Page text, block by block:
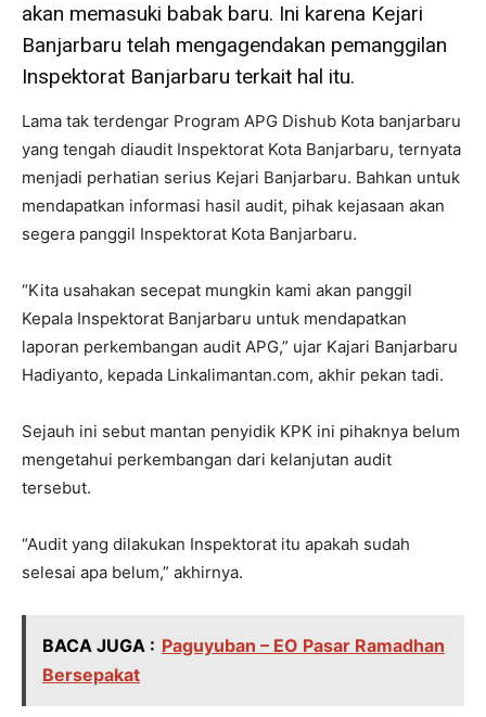
akan memasuki babak baru. Ini karena Kejari
Banjarbaru telah mengagendakan pemanggilan
Inspektorat Banjarbaru terkait hal itu.
Lama tak terdengar Program APG Dishub Kota banjarbaru
yang tengah diaudit Inspektorat Kota Banjarbaru, ternyata
menjadi perhatian serius Kejari Banjarbaru. Bahkan untuk
mendapatkan informasi hasil audit, pihak kejasaan akan
segera panggil Inspektorat Kota Banjarbaru.
“Kita usahakan secepat mungkin kami akan panggil
Kepala Inspektorat Banjarbaru untuk mendapatkan
laporan perkembangan audit APG,” ujar Kajari Banjarbaru
Hadiyanto, kepada Linkalimantan.com, akhir pekan tadi.
Sejauh ini sebut mantan penyidik KPK ini pihaknya belum
mengetahui perkembangan dari kelanjutan audit
tersebut.
“Audit yang dilakukan Inspektorat itu apakah sudah
selesai apa belum,” akhirnya.
BACA JUGA : Paguyuban – EO Pasar Ramadhan
Bersepakat